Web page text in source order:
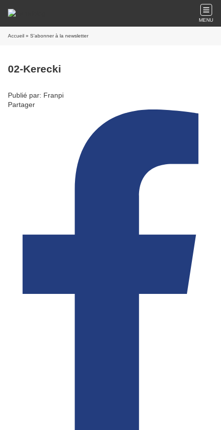
MENU
Accueil » S'abonner à la newsletter
02-Kerecki
Publié par: Franpi
Partager